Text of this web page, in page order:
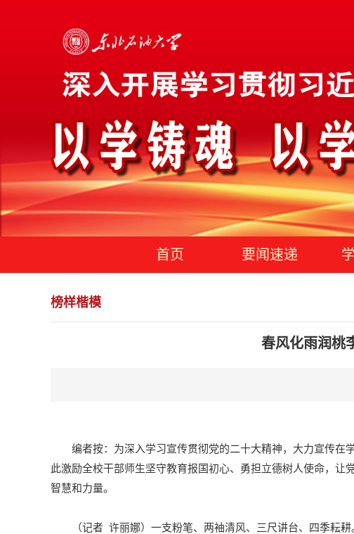
首页 要闻速递
榜样楷模
春风化雨润桃
编者按：为深入学习宣传贯彻党的二十大精神，大力宣传在
此激励全校干部师生坚守教育报国初心、勇担立德树人使命，
智慧和力量。
（记者 许丽娜）一支粉笔、两袖清风、三尺讲台、四季耘